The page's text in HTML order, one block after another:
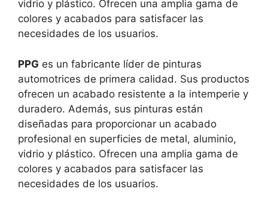
vidrio y plástico. Ofrecen una amplia gama de
colores y acabados para satisfacer las
necesidades de los usuarios.
PPG es un fabricante líder de pinturas
automotrices de primera calidad. Sus productos
ofrecen un acabado resistente a la intemperie y
duradero. Además, sus pinturas están
diseñadas para proporcionar un acabado
profesional en superficies de metal, aluminio,
vidrio y plástico. Ofrecen una amplia gama de
colores y acabados para satisfacer las
necesidades de los usuarios.